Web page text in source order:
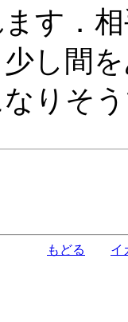
す．
少し間
りそ
もどる イ